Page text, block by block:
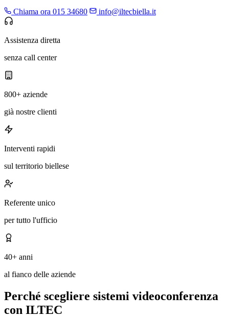
Chiama ora 015 34680
info@iltecbiella.it
Assistenza diretta
senza call center
800+ aziende
già nostre clienti
Interventi rapidi
sul territorio biellese
Referente unico
per tutto l'ufficio
40+ anni
al fianco delle aziende
Perché scegliere sistemi videoconferenza
con ILTEC